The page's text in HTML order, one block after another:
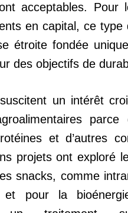
acceptables. Pour
en capital, ce
étroite fondée
des objectifs de
un intérêt
et d’autres
projets ont exploré
snacks, comme
et pour la